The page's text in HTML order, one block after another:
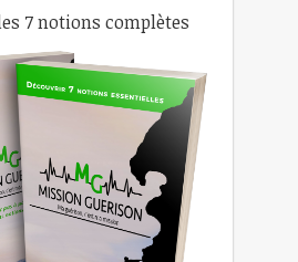
7 notions complètes